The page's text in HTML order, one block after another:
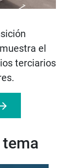
el
terciarios